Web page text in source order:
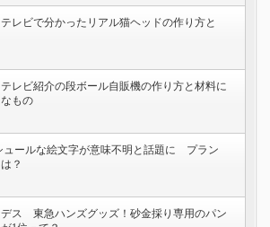
レビで分かったリアル猫ヘッドの作り方と
レビ紹介の段ボール自販機の作り方と材料に
もの
ュールな絵文字が意味不明と話題に プラン
？
デス 東急ハンズグッズ！砂金採り専用のパン